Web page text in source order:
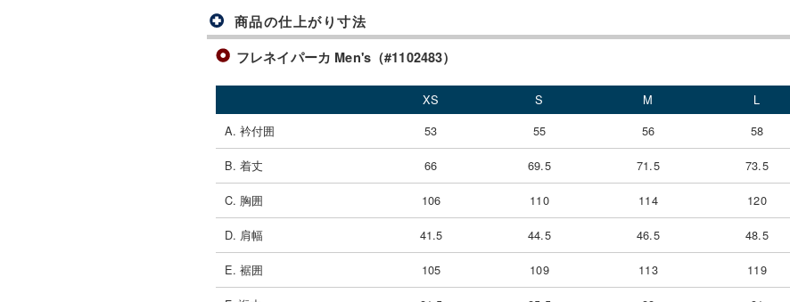
商品の仕上がり寸法
フレネイパーカ Men's（#1102483）
XS S M L
A. 衿付囲
53 55 56 58
B. 着丈 66 69.5 71.5 73.5
C. 胸囲 106 110 114 120
D. 肩幅 41.5 44.5 46.5 48.5
E. 裾囲 105 109 113 119